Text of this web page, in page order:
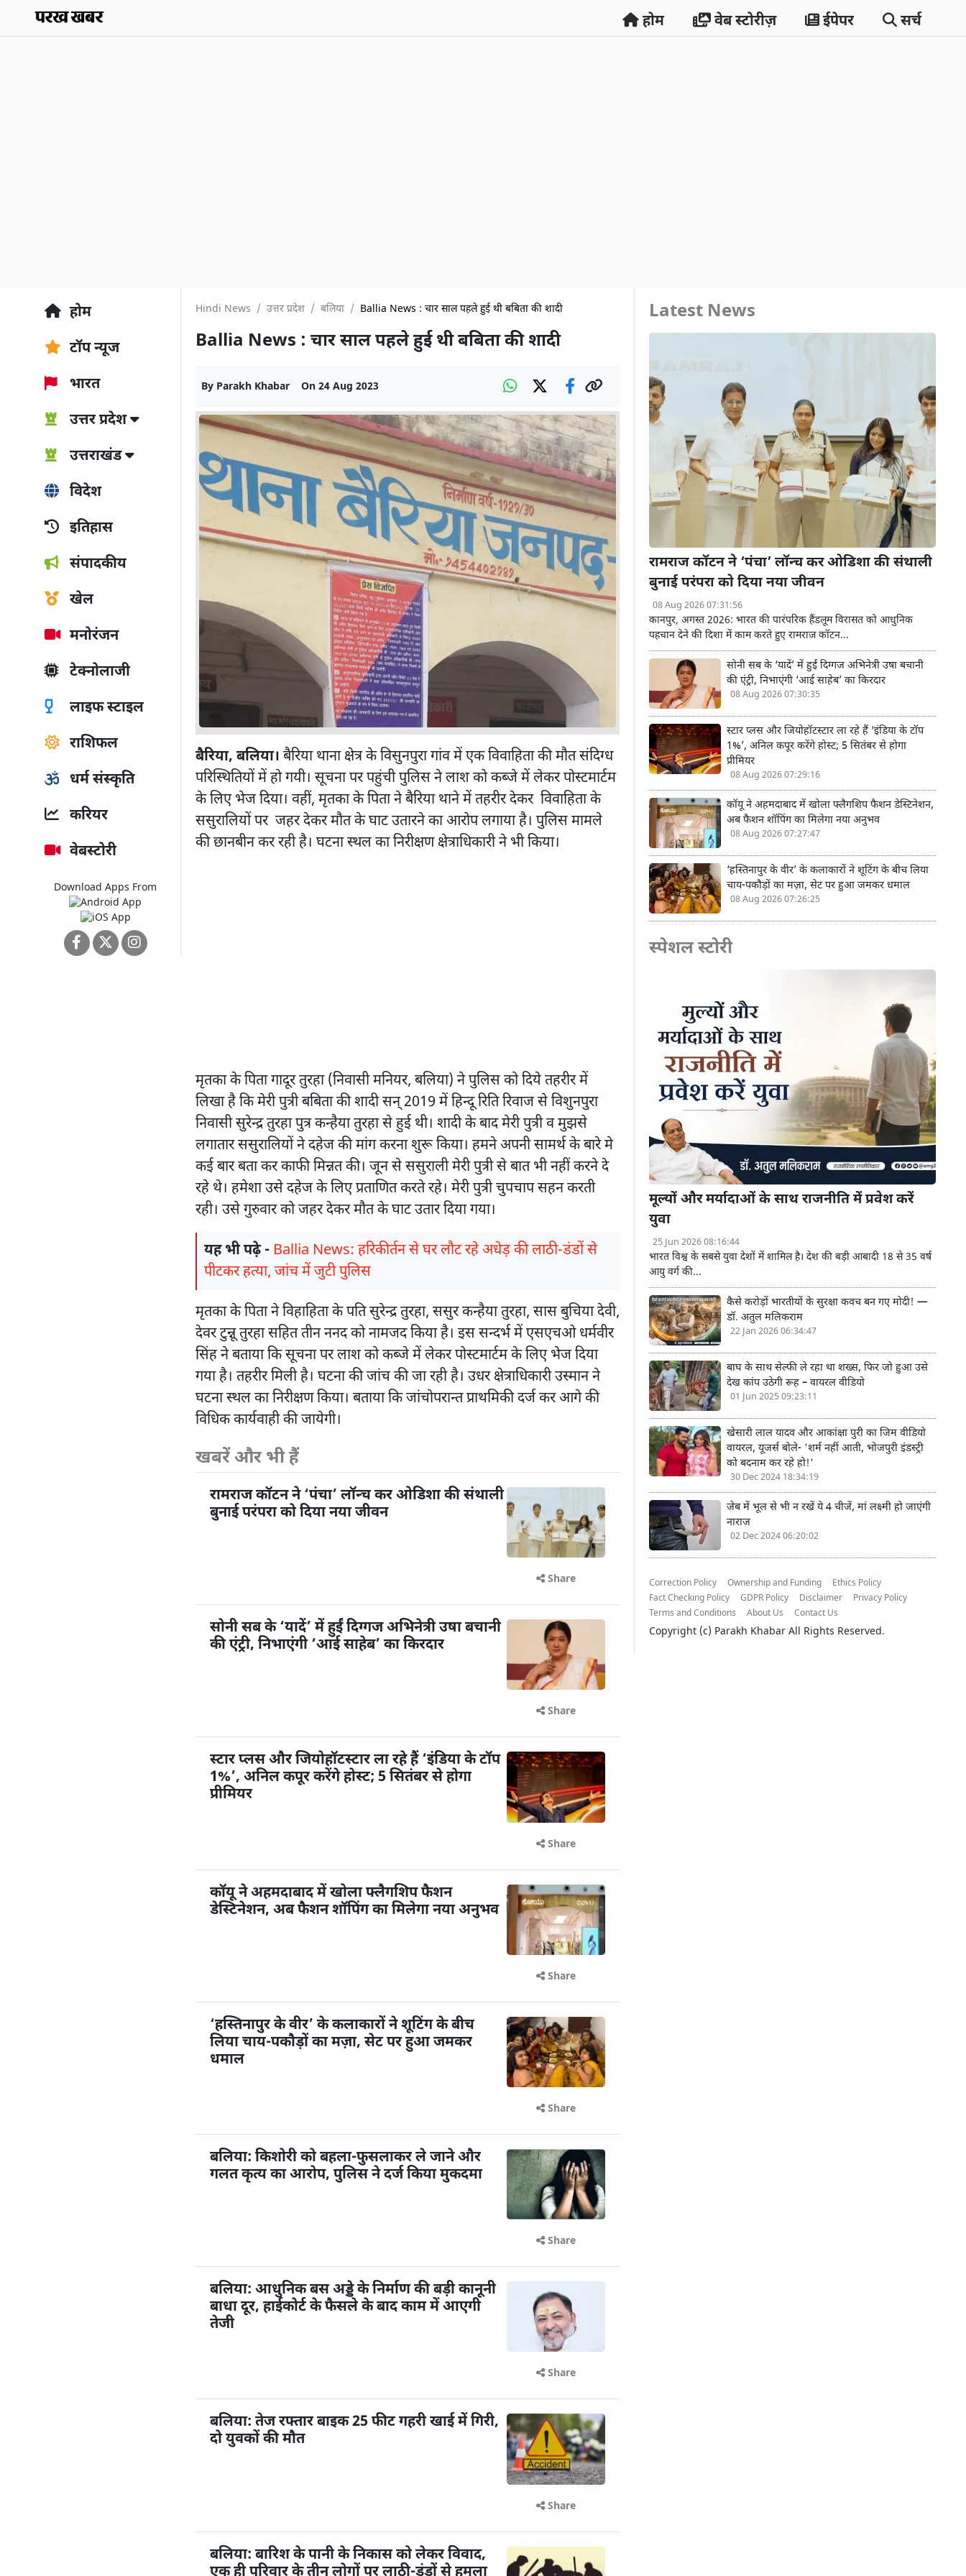
होम वेब स्टोरीज़ ईपेपर सर्च
होम
टॉप न्यूज
भारत
उत्तर प्रदेश
उत्तराखंड
विदेश
इतिहास
संपादकीय
खेल
मनोरंजन
टेक्नोलाजी
लाइफ स्टाइल
राशिफल
धर्म संस्कृति
करियर
वेबस्टोरी
Download Apps From
Hindi News उत्तर प्रदेश बलिया Ballia News : चार साल पहले हुई थी बबिता की शादी
Ballia News : चार साल पहले हुई थी बबिता की शादी
By Parakh Khabar On 24 Aug 2023
बैरिया, बलिया। बैरिया थाना क्षेत्र के विसुनपुरा गांव में एक विवाहिता की मौत संदिग्ध
परिस्थितियों में हो गयी। सूचना पर पहुंची पुलिस ने लाश को कब्जे में लेकर पोस्टमार्टम
के लिए भेज दिया। वहीं, मृतका के पिता ने बैरिया थाने में तहरीर देकर विवाहिता के
ससुरालियों पर जहर देकर मौत के घाट उतारने का आरोप लगाया है। पुलिस मामले
की छानबीन कर रही है। घटना स्थल का निरीक्षण क्षेत्राधिकारी ने भी किया।
मृतका के पिता गादूर तुरहा (निवासी मनियर, बलिया) ने पुलिस को दिये तहरीर में
लिखा है कि मेरी पुत्री बबिता की शादी सन् 2019 में हिन्दू रिति रिवाज से विशुनपुरा
निवासी सुरेन्द्र तुरहा पुत्र कन्हैया तुरहा से हुई थी। शादी के बाद मेरी पुत्री व मुझसे
लगातार ससुरालियों ने दहेज की मांग करना शुरू किया। हमने अपनी सामर्थ के बारे मे
कई बार बता कर काफी मिन्नत की। जून से ससुराली मेरी पुत्री से बात भी नहीं करने दे
रहे थे। हमेशा उसे दहेज के लिए प्रताणित करते रहे। मेरी पुत्री चुपचाप सहन करती
रही। उसे गुरुवार को जहर देकर मौत के घाट उतार दिया गया।
यह भी पढ़े - Ballia News: हरिकीर्तन से घर लौट रहे अधेड़ की लाठी-डंडों से
पीटकर हत्या, जांच में जुटी पुलिस
मृतका के पिता ने विहाहिता के पति सुरेन्द्र तुरहा, ससुर कन्हैया तुरहा, सास बुचिया देवी,
देवर टुन्नू तुरहा सहित तीन ननद को नामजद किया है। इस सन्दर्भ में एसएचओ धर्मवीर
सिंह ने बताया कि सूचना पर लाश को कब्जे में लेकर पोस्टमार्टम के लिए भेज दिया
गया है। तहरीर मिली है। घटना की जांच की जा रही है। उधर क्षेत्राधिकारी उस्मान ने
घटना स्थल का निरीक्षण किया। बताया कि जांचोपरान्त प्राथमिकी दर्ज कर आगे की
विधिक कार्यवाही की जायेगी।
खबरें और भी हैं
रामराज कॉटन ने ‘पंचा’ लॉन्च कर ओडिशा की संथाली
बुनाई परंपरा को दिया नया जीवन
Share
सोनी सब के ‘यादें’ में हुईं दिग्गज अभिनेत्री उषा बचानी
की एंट्री, निभाएंगी ‘आई साहेब’ का किरदार
Share
स्टार प्लस और जियोहॉटस्टार ला रहे हैं ‘इंडिया के टॉप
1%’, अनिल कपूर करेंगे होस्ट; 5 सितंबर से होगा
प्रीमियर
Share
कॉयू ने अहमदाबाद में खोला फ्लैगशिप फैशन
डेस्टिनेशन, अब फैशन शॉपिंग का मिलेगा नया अनुभव
Share
‘हस्तिनापुर के वीर’ के कलाकारों ने शूटिंग के बीच
लिया चाय-पकौड़ों का मज़ा, सेट पर हुआ जमकर
धमाल
Share
बलिया: किशोरी को बहला-फुसलाकर ले जाने और
गलत कृत्य का आरोप, पुलिस ने दर्ज किया मुकदमा
Share
बलिया: आधुनिक बस अड्डे के निर्माण की बड़ी कानूनी
बाधा दूर, हाईकोर्ट के फैसले के बाद काम में आएगी
तेजी
Share
बलिया: तेज रफ्तार बाइक 25 फीट गहरी खाई में गिरी,
दो युवकों की मौत
Share
बलिया: बारिश के पानी के निकास को लेकर विवाद,
एक ही परिवार के तीन लोगों पर लाठी-डंडों से हमला
Latest News
रामराज कॉटन ने ‘पंचा’ लॉन्च कर ओडिशा की संथाली
बुनाई परंपरा को दिया नया जीवन
08 Aug 2026 07:31:56
कानपुर, अगस्त 2026: भारत की पारंपरिक हैंडलूम विरासत को आधुनिक
पहचान देने की दिशा में काम करते हुए रामराज कॉटन...
सोनी सब के ‘यादें’ में हुईं दिग्गज अभिनेत्री उषा बचानी
की एंट्री, निभाएंगी ‘आई साहेब’ का किरदार
08 Aug 2026 07:30:35
स्टार प्लस और जियोहॉटस्टार ला रहे हैं ‘इंडिया के टॉप
1%’, अनिल कपूर करेंगे होस्ट; 5 सितंबर से होगा
प्रीमियर
08 Aug 2026 07:29:16
कॉयू ने अहमदाबाद में खोला फ्लैगशिप फैशन डेस्टिनेशन,
अब फैशन शॉपिंग का मिलेगा नया अनुभव
08 Aug 2026 07:27:47
‘हस्तिनापुर के वीर’ के कलाकारों ने शूटिंग के बीच लिया
चाय-पकौड़ों का मज़ा, सेट पर हुआ जमकर धमाल
08 Aug 2026 07:26:25
स्पेशल स्टोरी
मूल्यों और मर्यादाओं के साथ राजनीति में प्रवेश करें
युवा
25 Jun 2026 08:16:44
भारत विश्व के सबसे युवा देशों में शामिल है। देश की बड़ी आबादी 18 से 35 वर्ष
आयु वर्ग की...
कैसे करोड़ों भारतीयों के सुरक्षा कवच बन गए मोदी! —
डॉ. अतुल मलिकराम
22 Jan 2026 06:34:47
बाघ के साथ सेल्फी ले रहा था शख्स, फिर जो हुआ उसे
देख कांप उठेगी रूह – वायरल वीडियो
01 Jun 2025 09:23:11
खेसारी लाल यादव और आकांक्षा पुरी का जिम वीडियो
वायरल, यूजर्स बोले- 'शर्म नहीं आती, भोजपुरी इंडस्ट्री
को बदनाम कर रहे हो!'
30 Dec 2024 18:34:19
जेब में भूल से भी न रखें ये 4 चीजें, मां लक्ष्मी हो जाएंगी
नाराज
02 Dec 2024 06:20:02
Correction Policy Ownership and Funding
Ethics Policy
Fact Checking Policy
GDPR Policy Disclaimer
Privacy Policy
Terms and Conditions
About Us Contact Us
Copyright (c) Parakh Khabar All Rights Reserved.